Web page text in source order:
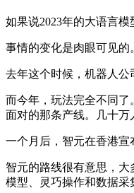
如果说2023年的大语言
事情的变化是肉眼可见的
去年这个时候，机器人公
而今年，玩法完全不同
面对的那条产线。几十万
一个月后，智元在香港宣
智元的路线很有意思，
模型、灵巧操作和数据采